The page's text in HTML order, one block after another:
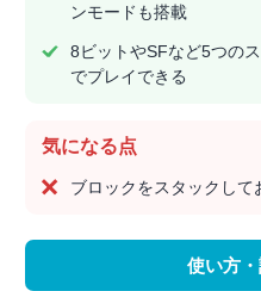
ンモードも搭載
8ビットやSFなど5つの
でプレイできる
気になる点
ブロックをスタックして
使い方